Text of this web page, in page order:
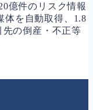
億件のリスク情報
体を自動取得、1.8
の倒産・不正等